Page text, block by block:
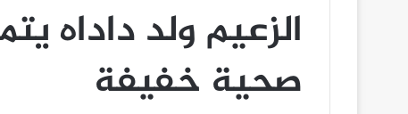
الزعيم ولد داداه
صحية خفيفة